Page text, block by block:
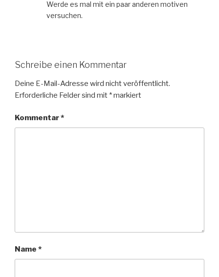
Werde es mal mit ein paar anderen motiven
versuchen.
Schreibe einen Kommentar
Deine E-Mail-Adresse wird nicht veröffentlicht.
Erforderliche Felder sind mit *markiert
Kommentar*
Name *